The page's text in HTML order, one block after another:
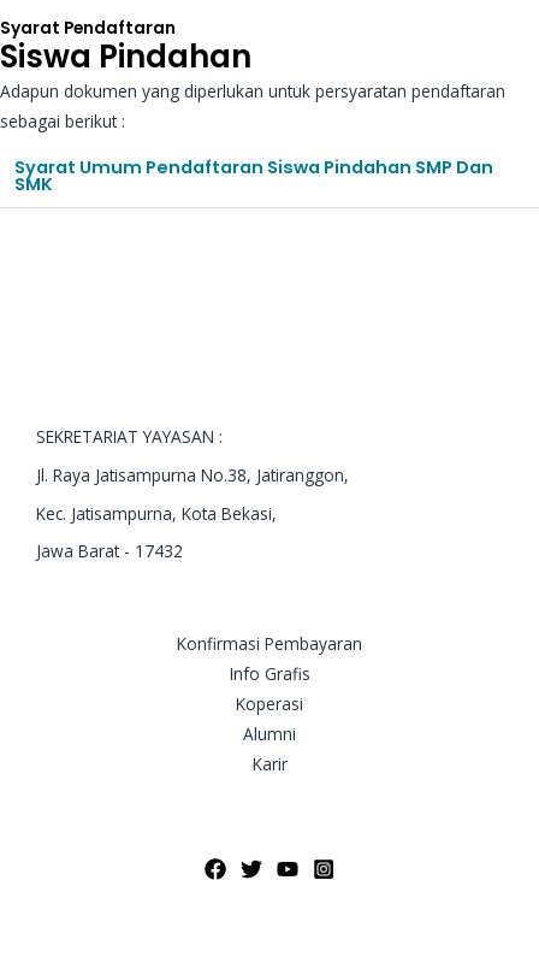
Syarat Pendaftaran
Siswa Pindahan
Adapun dokumen yang diperlukan untuk persyaratan pendaftaran
sebagai berikut :
Syarat Umum Pendaftaran Siswa Pindahan SMP Dan
SMK
SEKRETARIAT YAYASAN :
Jl. Raya Jatisampurna No.38, Jatiranggon,
Kec. Jatisampurna, Kota Bekasi,
Jawa Barat - 17432
Konfirmasi Pembayaran
Info Grafis
Koperasi
Alumni
Karir